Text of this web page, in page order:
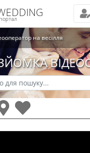
на весілля